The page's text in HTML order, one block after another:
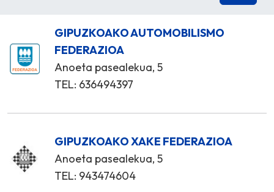
GIPUZKOAKO AUTOMOBILISMO
FEDERAZIOA
Anoeta pasealekua, 5
TEL: 636494397
GIPUZKOAKO XAKE FEDERAZIOA
Anoeta pasealekua, 5
TEL: 943474604